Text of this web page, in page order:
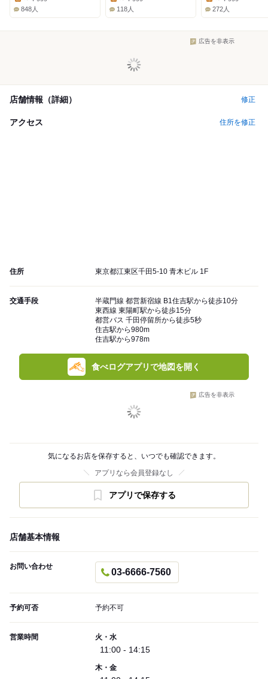
848人
118人
272人
広告を非表示
店舗情報（詳細） 修正
アクセス 住所を修正
住所 東京都江東区千田5-10 青木ビル 1F
交通手段
半蔵門線 都営新宿線 B1住吉駅から徒歩10分
東西線 東陽町駅から徒歩15分
都営バス 千田停留所から徒歩5秒
住吉駅から980m
住吉駅から978m
食べログアプリで地図を開く
広告を非表示
気になるお店を保存すると、いつでも確認できます。
アプリなら会員登録なし
アプリで保存する
店舗基本情報
お問い合わせ
03-6666-7560
予約可否 予約不可
営業時間 火・水
11:00 - 14:15
木・金